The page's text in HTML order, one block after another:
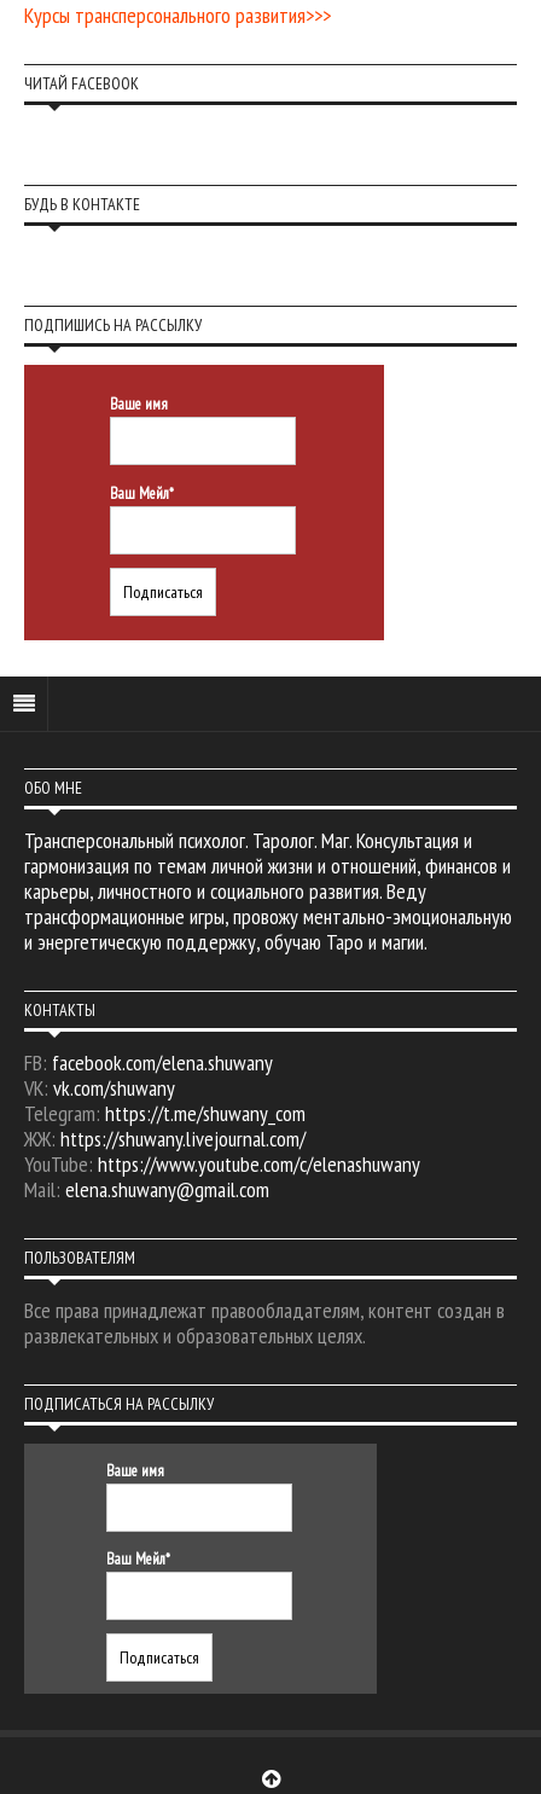
Курсы трансперсонального развития>>>
ЧИТАЙ FACEBOOK
БУДЬ В КОНТАКТЕ
ПОДПИШИСЬ НА РАССЫЛКУ
Ваше имя
Ваш Мейл*
ОБО МНЕ
Трансперсональный психолог. Таролог. Маг. Консультация и
гармонизация по темам личной жизни и отношений, финансов и
карьеры, личностного и социального развития. Веду
трансформационные игры, провожу ментально-эмоциональную
и энергетическую поддержку, обучаю Таро и магии.
КОНТАКТЫ
FB: facebook.com/elena.shuwany
VK: vk.com/shuwany
Telegram: https://t.me/shuwany_com
ЖЖ: https://shuwany.livejournal.com/
YouTube: https://www.youtube.com/c/elenashuwany
Mail: elena.shuwany@gmail.com
ПОЛЬЗОВАТЕЛЯМ
Все права принадлежат правообладателям, контент создан в
развлекательных и образовательных целях.
ПОДПИСАТЬСЯ НА РАССЫЛКУ
Ваше имя
Ваш Мейл*